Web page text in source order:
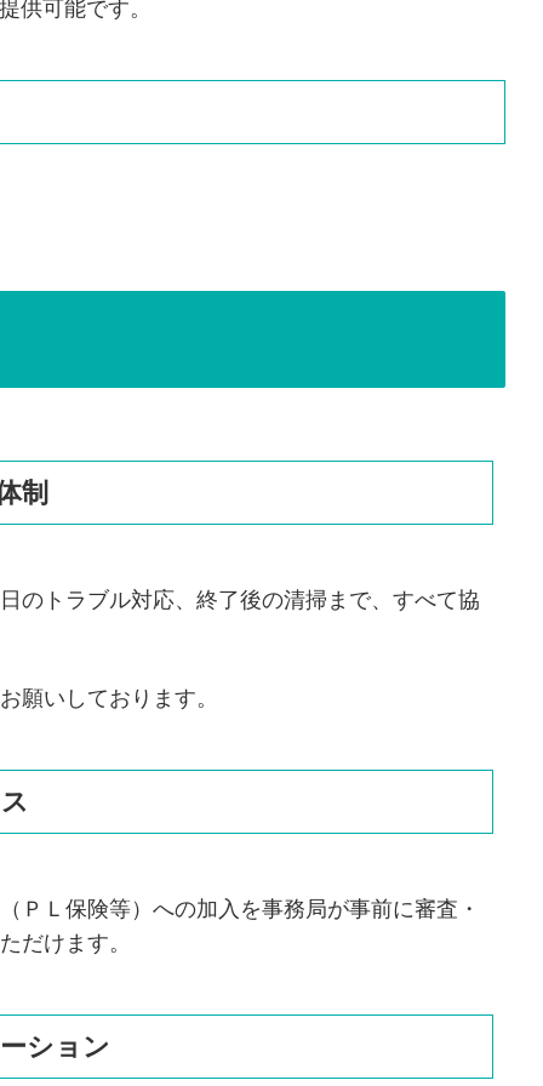
供可能です。
制
のトラブル対応、終了後の清掃まで、すべて協
願いしております。
ＰＬ保険等）への加入を事務局が事前に審査・
だけます。
ション